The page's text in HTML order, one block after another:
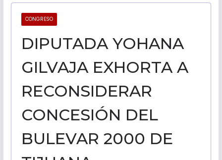
NOTICIAS
CONGRESO
DIPUTADA YOHANA
GILVAJA EXHORTA A
RECONSIDERAR
CONCESIÓN DEL
BULEVAR 2000 DE